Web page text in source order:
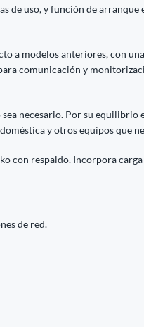
de uso, y función de
a modelos anteriores, con
comunicación y
necesario. Por su
y otros equipos que
con respaldo. Incorpora
de red.